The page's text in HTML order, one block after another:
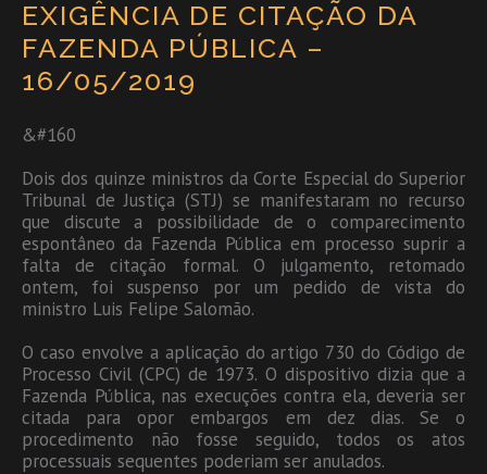
EXIGÊNCIA DE CITAÇÃO DA
FAZENDA PÚBLICA –
16/05/2019
&#160
Dois dos quinze ministros da Corte Especial do Superior
Tribunal de Justiça (STJ) se manifestaram no recurso
que discute a possibilidade de o comparecimento
espontâneo da Fazenda Pública em processo suprir a
falta de citação formal. O julgamento, retomado
ontem, foi suspenso por um pedido de vista do
ministro Luis Felipe Salomão.
O caso envolve a aplicação do artigo 730 do Código de
Processo Civil (CPC) de 1973. O dispositivo dizia que a
Fazenda Pública, nas execuções contra ela, deveria ser
citada para opor embargos em dez dias. Se o
procedimento não fosse seguido, todos os atos
processuais sequentes poderiam ser anulados.